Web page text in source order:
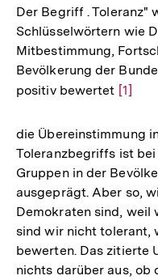
Der Begriff . Toleranz"
Schlüsselwörtern wie
Mitbestimmung,
Bevölkerung der
positiv bewertet Zur
der
[1]
die Übereinstimmung
Toleranzbegriffs ist bei
Gruppen in der
ausgeprägt. Aber so,
Demokraten sind, weil
sind wir nicht tolerant,
bewerten. Das zitierte
nichts darüber aus, ob